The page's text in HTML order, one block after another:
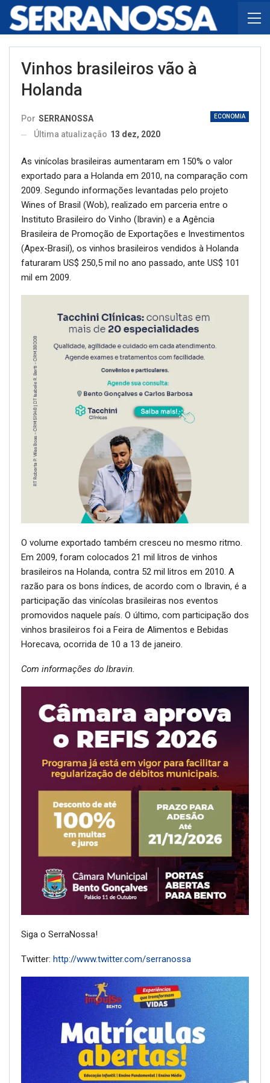
Vinhos brasileiros vão à
Holanda
ECONOMIA
Por SERRANOSSA
Última atualização 13 dez, 2020
As vinícolas brasileiras aumentaram em 150% o valor
exportado para a Holanda em 2010, na comparação com
2009. Segundo informações levantadas pelo projeto
Wines of Brasil (Wob), realizado em parceria entre o
Instituto Brasileiro do Vinho (Ibravin) e a Agência
Brasileira de Promoção de Exportações e Investimentos
(Apex-Brasil), os vinhos brasileiros vendidos à Holanda
faturaram US$ 250,5 mil no ano passado, ante US$ 101
mil em 2009.
O volume exportado também cresceu no mesmo ritmo.
Em 2009, foram colocados 21 mil litros de vinhos
brasileiros na Holanda, contra 52 mil litros em 2010. A
razão para os bons índices, de acordo com o Ibravin, é a
participação das vinícolas brasileiras nos eventos
promovidos naquele país. O último, com participação dos
vinhos brasileiros foi a Feira de Alimentos e Bebidas
Horecava, ocorrida de 10 a 13 de janeiro.
Com informações do Ibravin.
Siga o SerraNossa!
Twitter: http://www.twitter.com/serranossa